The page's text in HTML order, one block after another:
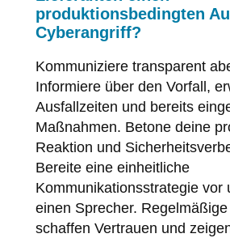
produktionsbedingten
Cyberangriff?
Kommuniziere transparent
Informiere über den Vorfall,
Ausfallzeiten und bereits
Maßnahmen. Betone deine
Reaktion und
Bereite eine einheitliche
Kommunikationsstrategie vor
einen Sprecher.
schaffen Vertrauen und